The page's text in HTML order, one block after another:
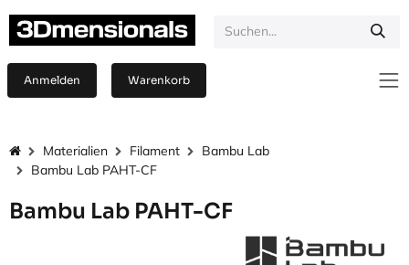
Anmelden Warenkorb
Materialien Filament
Bambu Lab
Bambu Lab PAHT-CF
Bambu Lab PAHT-CF